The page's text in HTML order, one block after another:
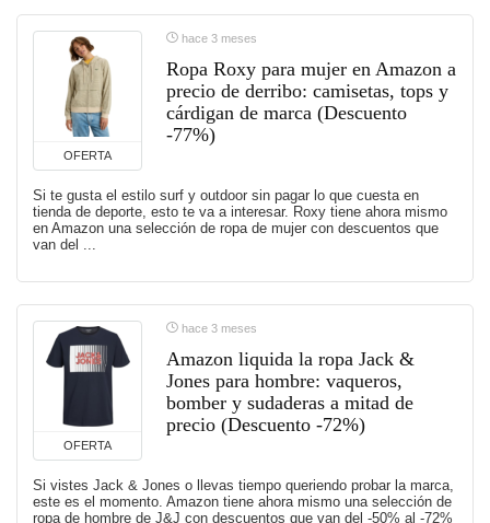
OFERTA
hace 3 meses
Ropa Roxy para mujer en Amazon a
precio de derribo: camisetas, tops y
cárdigan de marca (Descuento
-77%)
Si te gusta el estilo surf y outdoor sin pagar lo que cuesta en
tienda de deporte, esto te va a interesar. Roxy tiene ahora mismo
en Amazon una selección de ropa de mujer con descuentos que
van del ...
OFERTA
hace 3 meses
Amazon liquida la ropa Jack &
Jones para hombre: vaqueros,
bomber y sudaderas a mitad de
precio (Descuento -72%)
Si vistes Jack & Jones o llevas tiempo queriendo probar la marca,
este es el momento. Amazon tiene ahora mismo una selección de
ropa de hombre de J&J con descuentos que van del -50% al -72%